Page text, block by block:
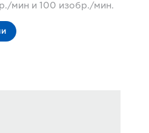
мин и 100 изобр./мин.